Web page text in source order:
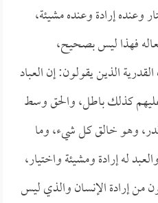
وعنده إرادة وعنده مشيئة،
فهذا ليس بصحيح،
الذين يقولون: إن العباد
عليهم كذلك باطل، والحق وسط
قدر، وهو خالق كل شيء، وما
له إرادة ومشيئة واختيار،
من إرادة الإنسان والذي ليس